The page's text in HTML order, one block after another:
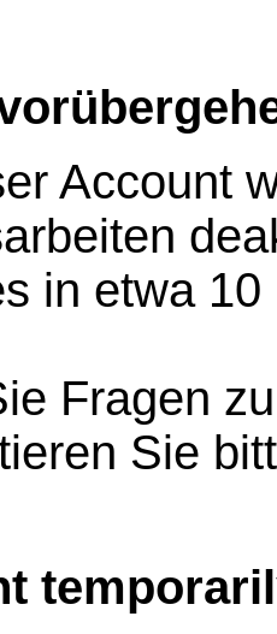
Account
in etwa
Fragen
Sie